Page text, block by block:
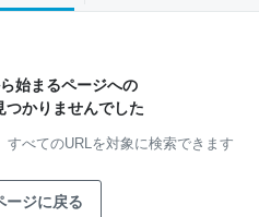
始まるページへの
つかりませんでした
すべてのURLを対象に検索できます
ージに戻る